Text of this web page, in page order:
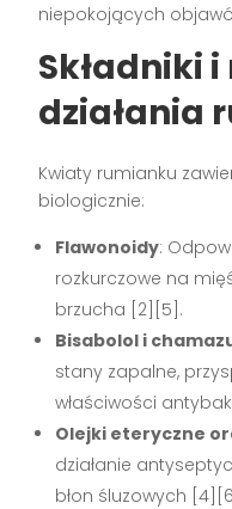
niepokojących
Składniki
działania
Kwiaty rumianku
biologicznie:
Flawonoidy:
rozkurczowe na
brzucha [2][5].
Bisabolol i
stany zapalne,
właściwości
Olejki eteryczne
działanie
błon śluzowych